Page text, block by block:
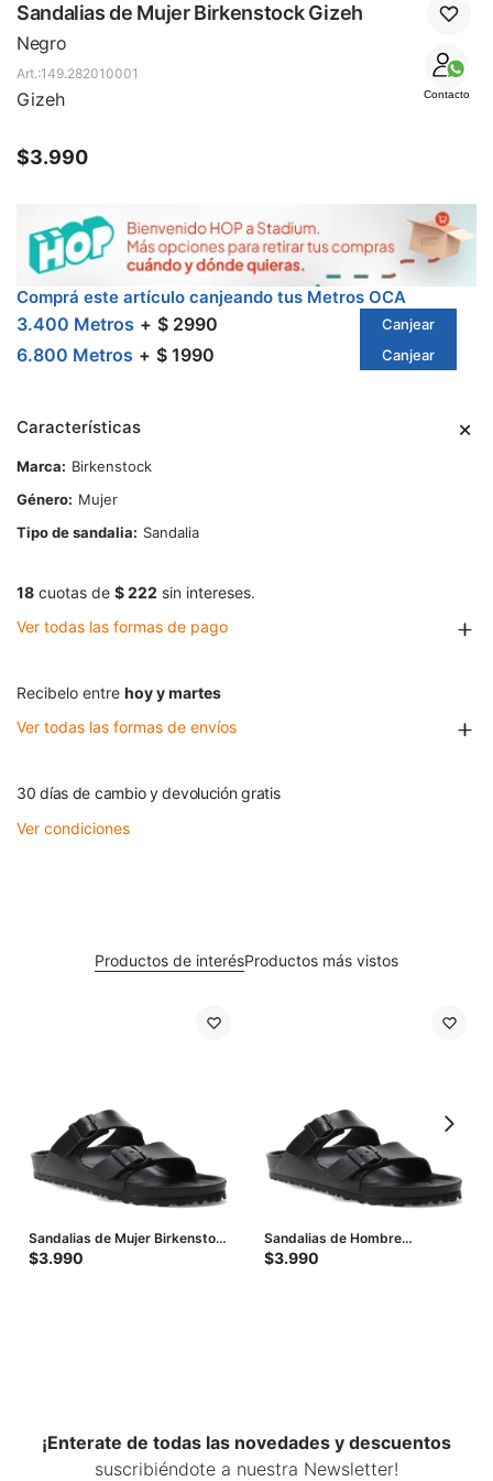
Sandalias de Mujer Birkenstock Gizeh
Negro
Contacto
149.282010001
Gizeh
$3.990
Comprá este artículo canjeando tus Metros OCA
3.400 Metros $ 2990 Canjear
6.800 Metros $ 1990 Canjear
Características
Marca
Birkenstock
Género
Mujer
Tipo de sandalia
Sandalia
18 cuotas de $ 222 sin intereses.
Ver todas las formas de pago
Recibelo entre hoy y martes
Ver todas las formas de envíos
30 días de cambio y devolución gratis
Ver condiciones
Productos de interésProductos más vistos
Sandalias de Mujer Birkenstock
Arizona - Negro
$3.990
Sandalias de Hombre
Birkenstock Arizona - Negro
$3.990
¡Enterate de todas las novedades y descuentos
suscribiéndote a nuestra Newsletter!